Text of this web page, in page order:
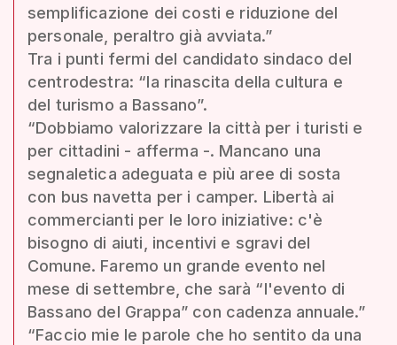
semplificazione dei costi e riduzione del
personale, peraltro già avviata.”
Tra i punti fermi del candidato sindaco del
centrodestra: “la rinascita della cultura e
del turismo a Bassano”.
“Dobbiamo valorizzare la città per i turisti e
per cittadini - afferma -. Mancano una
segnaletica adeguata e più aree di sosta
con bus navetta per i camper. Libertà ai
commercianti per le loro iniziative: c'è
bisogno di aiuti, incentivi e sgravi del
Comune. Faremo un grande evento nel
mese di settembre, che sarà “l'evento di
Bassano del Grappa” con cadenza annuale.”
“Faccio mie le parole che ho sentito da una